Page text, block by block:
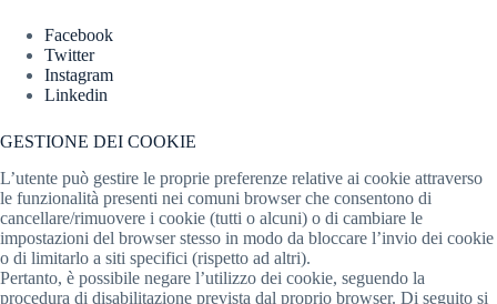
Facebook
Twitter
Instagram
Linkedin
GESTIONE DEI COOKIE
L’utente può gestire le proprie preferenze relative ai cookie attraverso
le funzionalità presenti nei comuni browser che consentono di
cancellare/rimuovere i cookie (tutti o alcuni) o di cambiare le
impostazioni del browser stesso in modo da bloccare l’invio dei cookie
o di limitarlo a siti specifici (rispetto ad altri).
Pertanto, è possibile negare l’utilizzo dei cookie, seguendo la
procedura di disabilitazione prevista dal proprio browser. Di seguito si